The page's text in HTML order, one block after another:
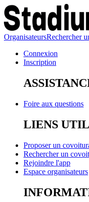
OrganisateursRechercher
Connexion
Inscription
Foire aux questions
LIENS
Proposer un
Rechercher un
Rejoindre l'app
Espace organisateurs